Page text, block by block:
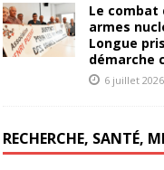
Le combat
armes
Longue
démarche
6 juillet 2026
RECHERCHE, SANTÉ,